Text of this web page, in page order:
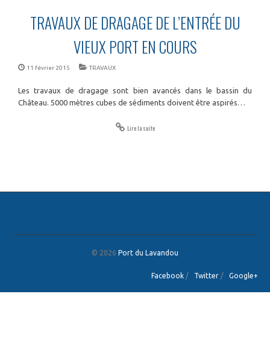
TRAVAUX DE DRAGAGE DE L’ENTRÉE DU
VIEUX PORT EN COURS
11 février 2015 TRAVAUX
Les travaux de dragage sont bien avancés dans le bassin du
Château. 5000 mètres cubes de sédiments doivent être aspirés…
Lire la suite
© 2026 Port du Lavandou
Facebook / Twitter / Google+